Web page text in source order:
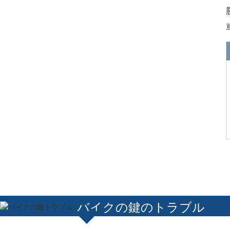
バイクの鍵のトラブル